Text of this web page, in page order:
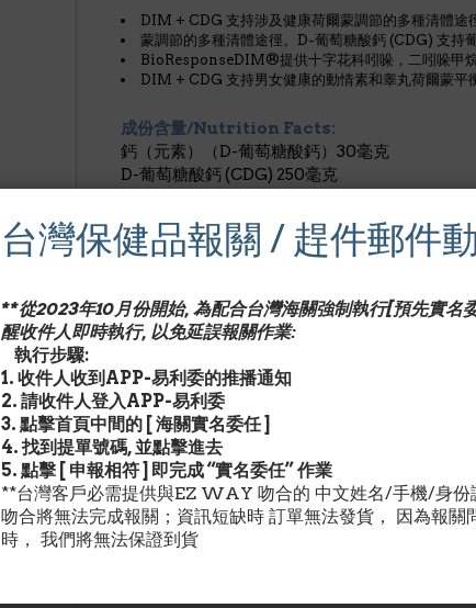
DIM + CDG 支持涉及健康荷爾蒙調節的多種清體途
蒙調節的多種清體途徑。D-葡萄糖酸鈣 (CDG) 支持
BioResponseDIM®提供十字花科吲哚，二吲哚甲
DIM + CDG 支持男女健康的動情素和睾丸荷爾蒙平
成份含量/Nutrition Facts:
鈣（元素）（D-葡萄糖酸鈣）30毫克
D-葡萄糖酸鈣 (CDG) 250毫克
（一種專利複合物，含有 ≥25% 的二吲哚基甲
其他成份/Ingredient Details:
纖維素，二氧化矽和硬脂酸鎂（植物來源）。
大豆，乳製品，雞蛋，魚/貝類或花生/堅果.
Cellulose, silicon dioxide and magnesium
consists of hydroxypropylmethylcellulose.
fish/shellfish, or peanuts/tree nuts.
建議用量/Suggested Use:
Take 1 capsule per day with food or as
台灣保健品報關 / 趕件郵件
**從2023年10月份開始, 為配合台灣海關強制執行[預先實名
醒收件人即時執行, 以免延誤報關作業:
執行步驟:
1. 收件人收到APP-易利委的推播通知
2. 請收件人登入APP-易利委
3. 點擊首頁中間的 [ 海關實名委任 ]
4. 找到提單號碼, 並點擊進去
5. 點擊 [ 申報相符 ] 即完成 “實名委任” 作業
**台灣客戶必需提供與EZ WAY 吻合的 中文姓名/手機/身份
吻合將無法完成報關；資訊短缺時 訂單無法發貨， 因為報關
時， 我們將無法保證到貨